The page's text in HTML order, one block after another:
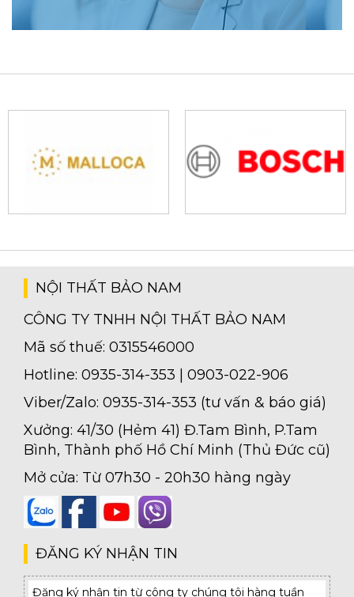
Thiết Kế Tủ Bếp Hiện Đại Chung Cư | Đẹp – Tiện Nghi – Tiết
lâu.
Tủ Bếp Gỗ MDF Đẹp, Giá Rẻ, Chất Lượng Cao
sang trọng. Lựa chọn hoàn hảo cho mọi gia đình. Liên hệ ngay để được..
Nội Thất Phòng Ngủ Chung Cư Hiện Đại: Thiết Kế Đẹp &
Tiện Nghi
Khám phá những xu hướng nội thất phòng ngủ chung cư hiện đại với
thiết kế đẹp mắt và tiện nghi. Từ màu sắc, bố trí đến các mẫu tủ quần áo
thông minh, bài viết này sẽ giúp bạn tạo nên không gian sống lý..
Khám phá bộ sưu tập tủ quần áo phòng ngủ đẹp, hiện đại, tiết kiệm
không gian. Tủ gỗ, tủ âm tường giá tốt, phù hợp mọi phong cách nội
thất!
NỘI THẤT BẢO NAM
CÔNG TY TNHH NỘI THẤT BẢO NAM
Mã số thuế: 0315546000
Hotline: 0935-314-353 | 0903-022-906
Viber/Zalo: 0935-314-353 (tư vấn & báo giá)
Xưởng: 41/30 (Hẻm 41) Đ.Tam Bình, P.Tam
Bình, Thành phố Hồ Chí Minh (Thủ Đức cũ)
Mở cửa: Từ 07h30 - 20h30 hàng ngày
ĐĂNG KÝ NHẬN TIN
Đăng ký nhận tin từ công ty chúng tôi hàng tuần